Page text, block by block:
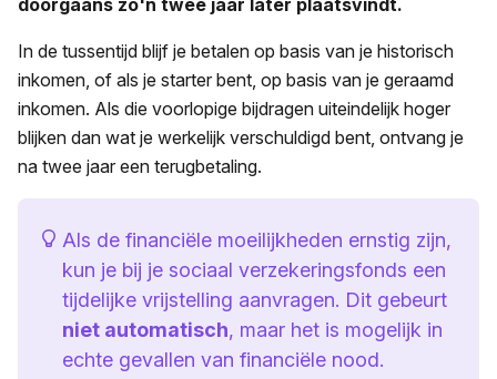
doorgaans zo'n twee jaar later plaatsvindt.
In de tussentijd blijf je betalen op basis van je historisch
inkomen, of als je starter bent, op basis van je geraamd
inkomen. Als die voorlopige bijdragen uiteindelijk hoger
blijken dan wat je werkelijk verschuldigd bent, ontvang je
na twee jaar een terugbetaling.
Als de financiële moeilijkheden ernstig zijn,
kun je bij je sociaal verzekeringsfonds een
tijdelijke vrijstelling aanvragen. Dit gebeurt
niet automatisch, maar het is mogelijk in
echte gevallen van financiële nood.